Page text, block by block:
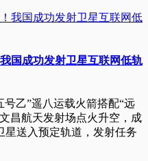
国成功发射卫星互联网低轨
号乙”遥八运载火箭搭配“远
昌航天发射场点火升空，成
星送入预定轨道，发射任务